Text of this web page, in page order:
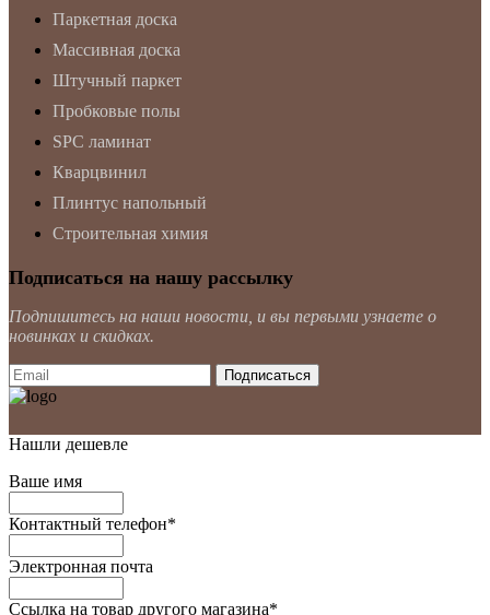
Паркетная доска
Массивная доска
Штучный паркет
Пробковые полы
SPC ламинат
Кварцвинил
Плинтус напольный
Строительная химия
Подписаться на нашу рассылку
Подпишитесь на наши новости, и вы первыми узнаете о
новинках и скидках.
Нашли дешевле
Ваше имя
Контактный телефон*
Электронная почта
Ссылка на товар другого магазина*